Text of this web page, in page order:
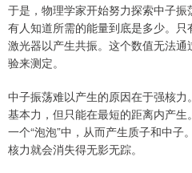
于是，物理学家开始努力探索中子
有人知道所需的能量到底是多少。
激光器以产生共振。这个数值无法
验来测定。
中子振荡难以产生的原因在于强核
基本力，但只能在最短的距离内产
一个“泡泡”中，从而产生质子和中子
核力就会消失得无影无踪。